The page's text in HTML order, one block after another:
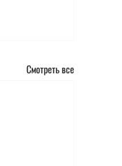
Смотреть все